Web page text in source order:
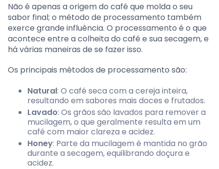
Não é apenas a origem do café que molda o seu
sabor final; o método de processamento também
exerce grande influência. O processamento é o que
acontece entre a colheita do café e sua secagem, e
há várias maneiras de se fazer isso.
Os principais métodos de processamento são:
Natural: O café seca com a cereja inteira,
resultando em sabores mais doces e frutados.
Lavado: Os grãos são lavados para remover a
mucilagem, o que geralmente resulta em um
café com maior clareza e acidez.
Honey: Parte da mucilagem é mantida no grão
durante a secagem, equilibrando doçura e
acidez.